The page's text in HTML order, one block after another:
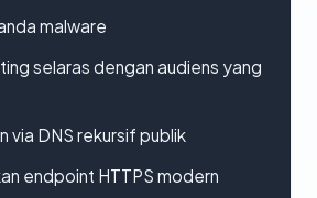
malware
selaras dengan audiens yang
via DNS rekursif publik
endpoint HTTPS modern